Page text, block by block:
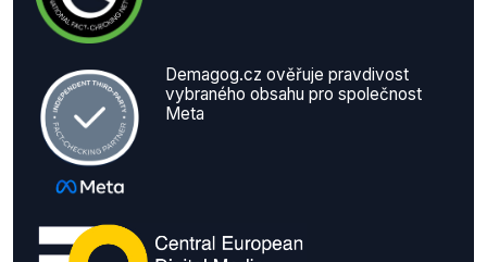
Demagog.cz ověřuje pravdivost
vybraného obsahu pro společnost
Meta